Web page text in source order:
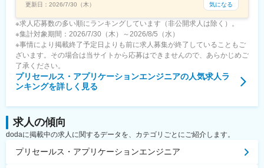
更新日： 2026/7/30（木） 気になる
※求人応募数の多い順にランキングしています（非公開求人は除く）。
※集計対象期間：2026/7/30（木）～2026/8/5（水）
※事情により掲載終了予定日よりも前に求人募集が終了していることもご
ざいます。その場合は当サイトから応募はできませんので、あらかじめご
了承ください。
プリセールス・アプリケーションエンジニアの人気求人ラ
ンキングを詳しく見る
求人の傾向
dodaに掲載中の求人に関するデータを、カテゴリごとにご紹介します。
プリセールス・アプリケーションエンジニア